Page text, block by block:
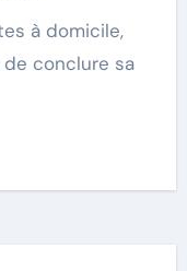
de conclure sa